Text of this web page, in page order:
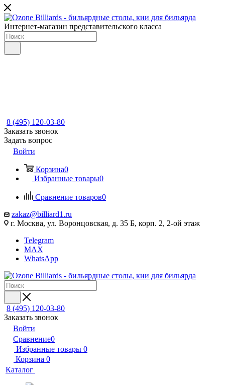
Интернет-магазин представительского класса
8 (495) 120-03-80
Заказать звонок
Задать вопрос
Войти
Корзина0
Избранные товары0
Сравнение товаров0
zakaz@billiard1.ru
г. Москва, ул. Воронцовская, д. 35 Б, корп. 2, 2-ой этаж
Telegram
MAX
WhatsApp
8 (495) 120-03-80
Заказать звонок
Войти
Сравнение0
Избранные товары 0
Корзина 0
Каталог